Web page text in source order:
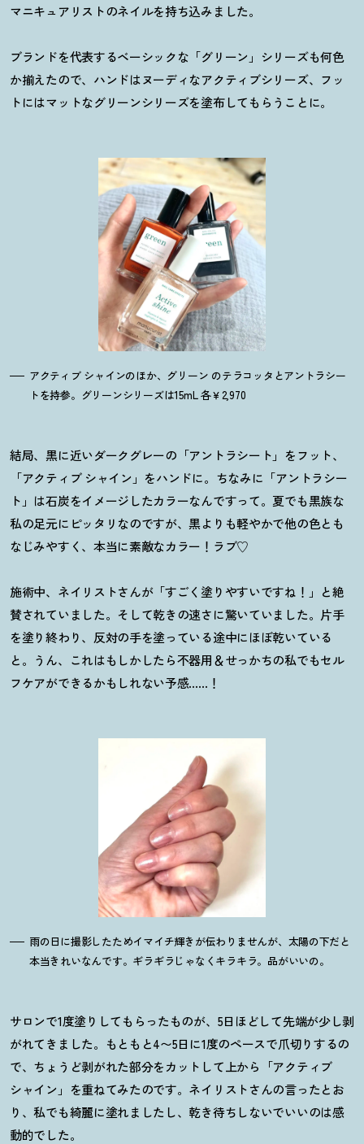
マニキュアリストのネイルを持ち込みました。
ブランドを代表するベーシックな「グリーン」シリーズも何色
か揃えたので、ハンドはヌーディなアクティブシリーズ、フッ
トにはマットなグリーンシリーズを塗布してもらうことに。
アクティブ シャインのほか、グリーン のテラコッタとアントラシー
トを持参。グリーンシリーズは15mL 各￥2,970
結局、黒に近いダークグレーの「アントラシート」をフット、
「アクティブ シャイン」をハンドに。ちなみに「アントラシー
ト」は石炭をイメージしたカラーなんですって。夏でも黒族な
私の足元にピッタリなのですが、黒よりも軽やかで他の色とも
なじみやすく、本当に素敵なカラー ！ ラブ♡
施術中、ネイリストさんが「すごく塗りやすいですね ！ 」と絶
賛されていました。そして乾きの速さに驚いていました。片手
を塗り終わり、反対の手を塗っている途中にほぼ乾いている
と。うん、これはもしかしたら不器用＆せっかちの私でもセル
フケアができるかもしれない予感…… ！
雨の日に撮影したためイマイチ輝きが伝わりませんが、太陽の下だと
本当きれいなんです。ギラギラじゃなくキラキラ。品がいいの。
サロンで1度塗りしてもらったものが、5日ほどして先端が少し剥
がれてきました。もともと4〜5日に1度のペースで爪切りするの
で、ちょうど剥がれた部分をカットして上から「アクティブ
シャイン」を重ねてみたのです。ネイリストさんの言ったとお
り、私でも綺麗に塗れましたし、乾き待ちしないでいいのは感
動的でした。